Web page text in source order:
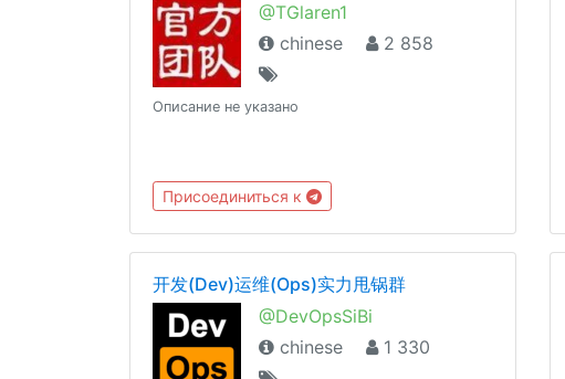
@TGlaren1
chinese
2 858
Описание не указано
Присоединиться к
开发(Dev)运维(Ops)实力甩锅群
@DevOpsSiBi
chinese
1 330